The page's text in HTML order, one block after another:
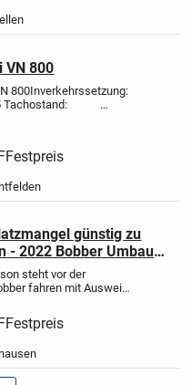
VN 800
800Inverkehrssetzung:
Tachostand:
Festpreis
günstig zu
- 2022 Bobber Umbau
800cc
steht vor der
fahren mit Ausweis
wurde 2022 zum
umgebaut.Lackiert mit
Festpreis